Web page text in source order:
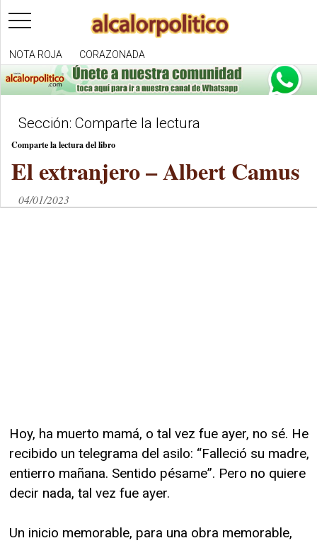
toggle
navigation
NOTA ROJA CORAZONADA
Sección: Comparte la lectura
Comparte la lectura del libro
El extranjero – Albert Camus
04/01/2023
Hoy, ha muerto mamá, o tal vez fue ayer, no sé. He
recibido un telegrama del asilo: “Falleció su madre,
entierro mañana. Sentido pésame”. Pero no quiere
decir nada, tal vez fue ayer.
Un inicio memorable, para una obra memorable,